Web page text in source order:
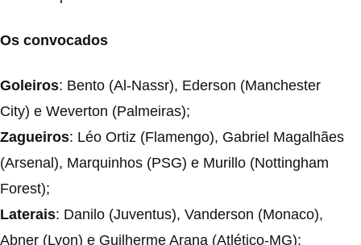
Os convocados
Goleiros: Bento (Al-Nassr), Ederson (Manchester
City) e Weverton (Palmeiras);
Zagueiros: Léo Ortiz (Flamengo), Gabriel Magalhães
(Arsenal), Marquinhos (PSG) e Murillo (Nottingham
Forest);
Laterais: Danilo (Juventus), Vanderson (Monaco),
Abner (Lyon) e Guilherme Arana (Atlético-MG);